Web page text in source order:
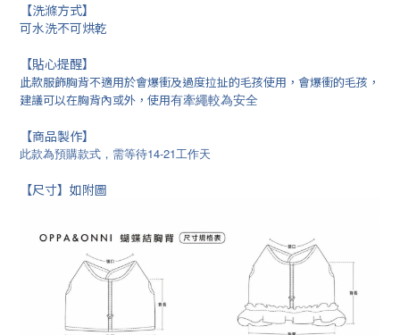
【洗滌方式】
可水洗不可烘乾
【貼心提醒】
此款服飾胸背不適用於會爆衝及過度拉扯的毛孩使用，會爆衝的毛孩，
建議可以在胸背內或外，使用有牽繩較為安全
【商品製作】
此款為預購款式， 需等待14-21工作天
【尺寸】如附圖